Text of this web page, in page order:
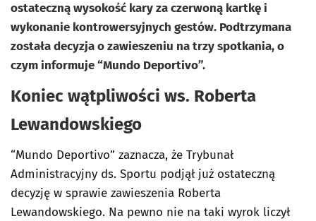
ostateczną wysokość kary za czerwoną kartkę i
wykonanie kontrowersyjnych gestów. Podtrzymana
została decyzja o zawieszeniu na trzy spotkania, o
czym informuje “Mundo Deportivo”.
Koniec wątpliwości ws. Roberta
Lewandowskiego
“Mundo Deportivo” zaznacza, że Trybunał
Administracyjny ds. Sportu podjął już ostateczną
decyzję w sprawie zawieszenia Roberta
Lewandowskiego. Na pewno nie na taki wyrok liczył